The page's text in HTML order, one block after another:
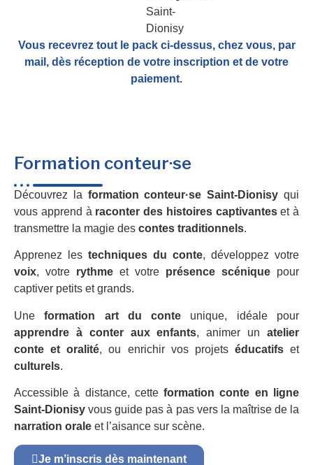
Vous recevrez tout le pack ci-dessus, chez vous, par
mail, dès réception de votre inscription et de votre
paiement.
Formation conteur·se
Découvrez la formation conteur·se Saint-Dionisy qui
vous apprend à raconter des histoires captivanteset à
transmettre la magie des contes traditionnels.
Apprenez les techniques du conte, développez votre
voix, votre rythme et votre présence scénique pour
captiver petits et grands.
Uneformation art du conte unique, idéale pour
apprendre à conter aux enfants, animer unatelier
conte et oralité, ou enrichir vos projets éducatifset
culturels.
Accessible à distance, cetteformation conte en ligne
Saint-Dionisy vous guide pas à pas vers la maîtrise de la
narration orale et l’aisance sur scène.
Je m’inscris dès maintenant